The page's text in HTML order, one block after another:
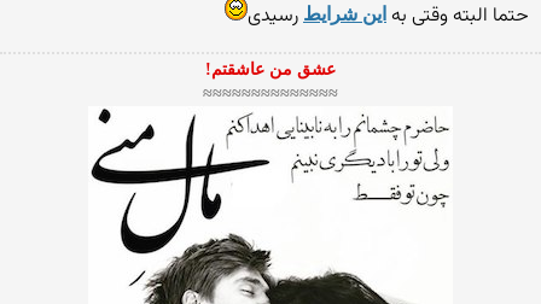
حتما البته وقتی به این شرایط رسیدی
عشق من عاشقتم!
≈≈≈≈≈≈≈≈≈≈≈≈≈≈